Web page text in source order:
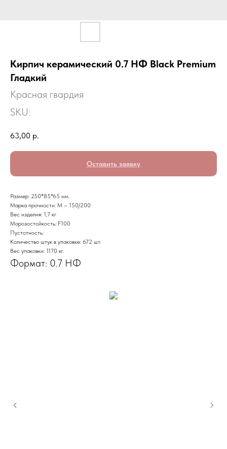
Кирпич керамический 0.7 НФ Black Premium
Гладкий
Красная гвардия
SKU:
63,00 р.
Оставить заявку
Размер: 250*85*65 мм.
Марка прочности: М – 150/200
Вес изделия: 1,7 кг
Морозостойкость: F100
Пустотность:
Количество штук в упаковке: 672 шт.
Вес упаковки: 1170 кг.
Формат: 0.7 НФ